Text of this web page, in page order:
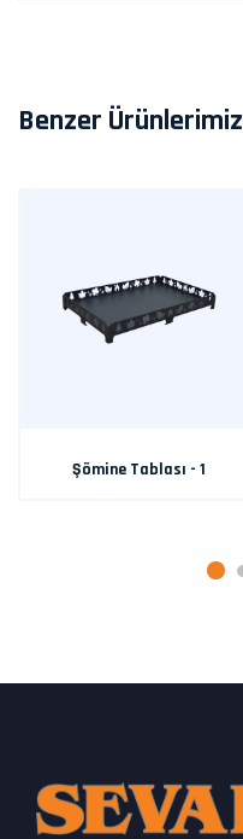
Benzer Ürünlerimiz
Şömine Tablası - 1